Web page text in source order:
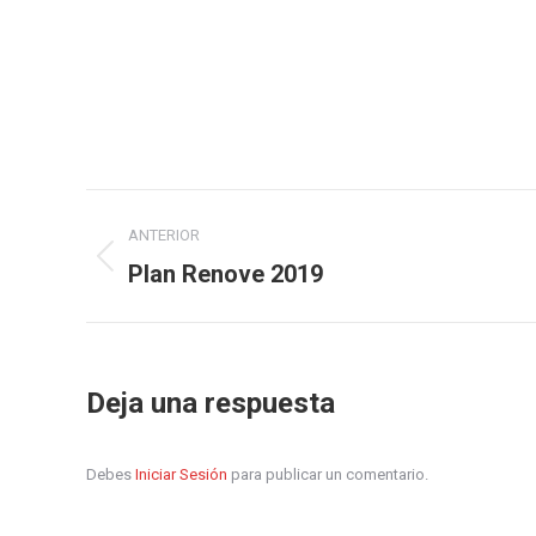
entre
ANTERIOR
Publicación
Plan Renove 2019
Deja una respuesta
Debes Iniciar Sesión para publicar un comentario.